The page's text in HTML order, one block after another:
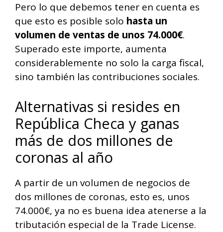
Pero lo que debemos tener en cuenta es
que esto es posible solo hasta un
volumen de ventas de unos 74.000€.
Superado este importe, aumenta
considerablemente no solo la carga fiscal,
sino también las contribuciones sociales.
Alternativas si resides en
República Checa y ganas
más de dos millones de
coronas al año
A partir de un volumen de negocios de
dos millones de coronas, esto es, unos
74.000€, ya no es buena idea atenerse a la
tributación especial de la Trade License.